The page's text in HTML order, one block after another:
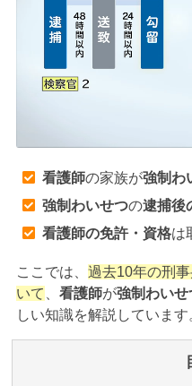
アトムについて
弁護士紹介
アクセス
解決実績
ご依頼者からのお
無料相談の口コミ
看護師の家族が強制わ
強制わいせつの逮捕後
看護師の免許・資格は
ここでは、 過去10年の刑
いて
看護師が強制わいせ
しい知識を解説しています